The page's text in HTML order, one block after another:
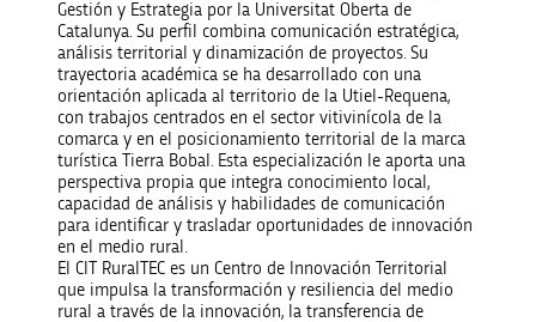
Gestión y Estrategia por la Universitat Oberta de
Catalunya. Su perfil combina comunicación estratégica,
análisis territorial y dinamización de proyectos. Su
trayectoria académica se ha desarrollado con una
orientación aplicada al territorio de la Utiel-Requena,
con trabajos centrados en el sector vitivinícola de la
comarca y en el posicionamiento territorial de la marca
turística Tierra Bobal. Esta especialización le aporta una
perspectiva propia que integra conocimiento local,
capacidad de análisis y habilidades de comunicación
para identificar y trasladar oportunidades de innovación
en el medio rural.
El CIT RuralTEC es un Centro de Innovación Territorial
que impulsa la transformación y resiliencia del medio
rural a través de la innovación, la transferencia de